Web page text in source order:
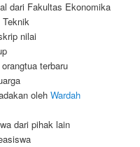
dari Fakultas Ekonomika
nilai
terbaru
oleh Wardah
dari pihak lain